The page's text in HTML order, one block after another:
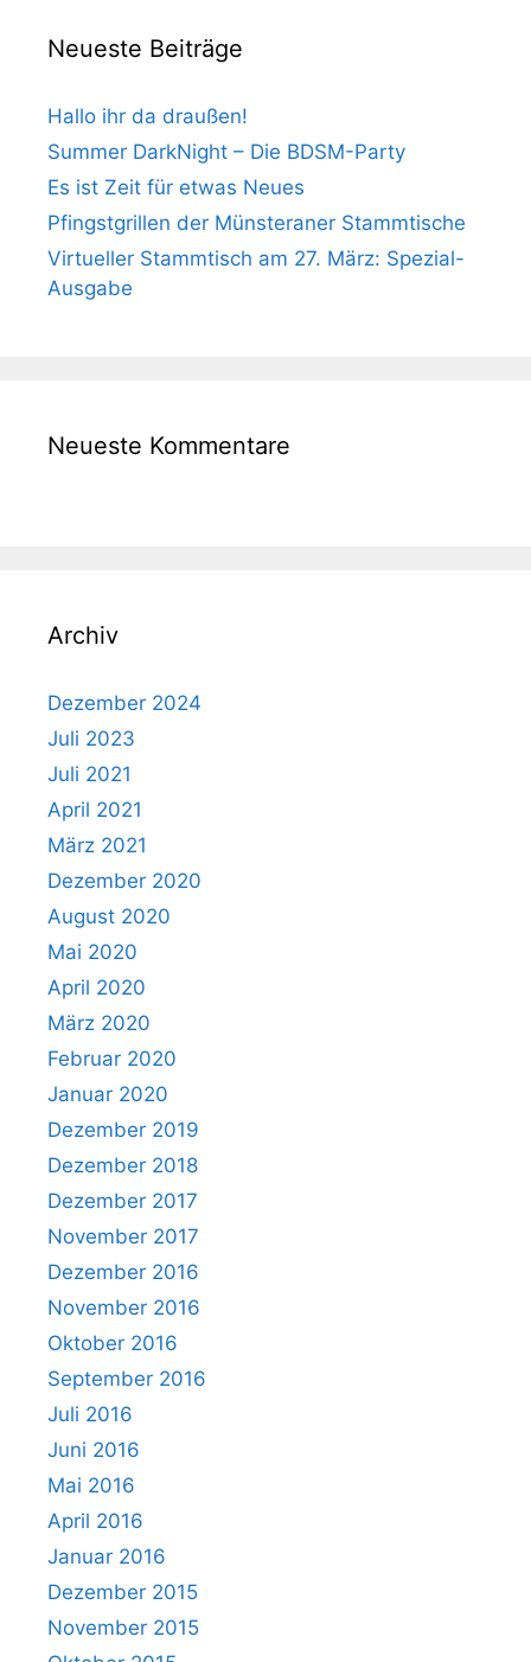
Neueste Beiträge
Hallo ihr da draußen!
Summer DarkNight – Die BDSM-Party
Es ist Zeit für etwas Neues
Pfingstgrillen der Münsteraner Stammtische
Virtueller Stammtisch am 27. März: Spezial-
Ausgabe
Neueste Kommentare
Archiv
Dezember 2024
Juli 2023
Juli 2021
April 2021
März 2021
Dezember 2020
August 2020
Mai 2020
April 2020
März 2020
Februar 2020
Januar 2020
Dezember 2019
Dezember 2018
Dezember 2017
November 2017
Dezember 2016
November 2016
Oktober 2016
September 2016
Juli 2016
Juni 2016
Mai 2016
April 2016
Januar 2016
Dezember 2015
November 2015